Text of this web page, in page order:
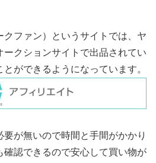
クファン）というサイトでは、ヤ
ークションサイトで出品されてい
ができるようになっています。
が無いので時間と手間がかかり
確認できるので安心して買い物が